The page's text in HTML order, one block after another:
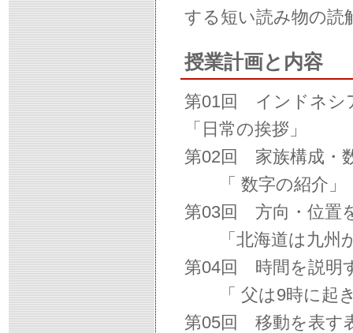
する短い読み物の読
授業計画と内容
第01回 インドネシ
「日常の挨拶」
第02回 家族構成・
「 数字の紹介」
第03回 方向・位置
「北海道は九州
第04回 時間を説明
「 父は9時に起
第05回 移動を表す